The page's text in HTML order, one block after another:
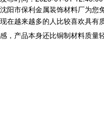
沈阳市保利金属装饰材料厂为您
现在越来越多的人比较喜欢具有
感，产品本身还比铜制材料质量